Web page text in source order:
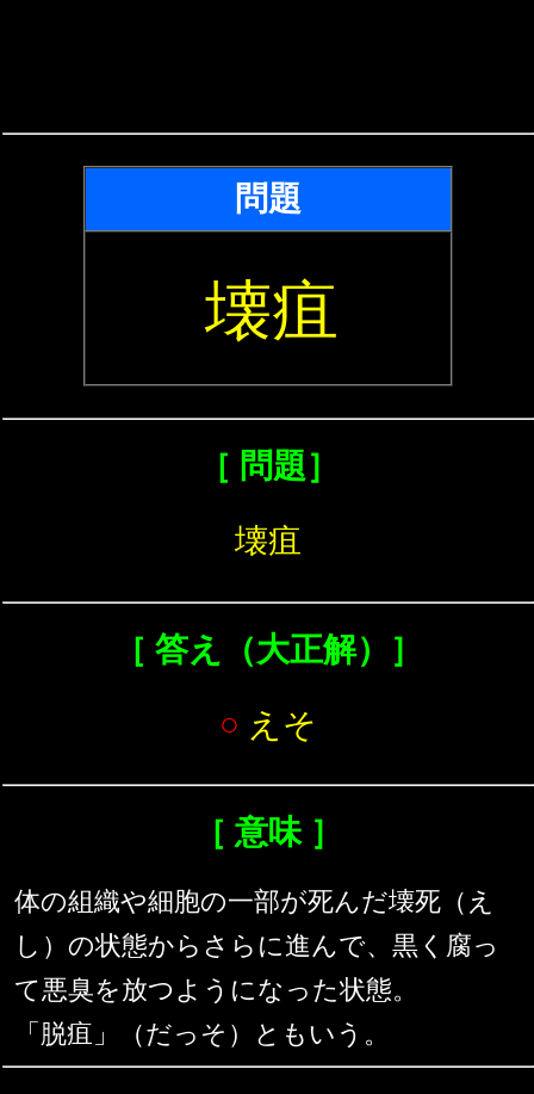
問題
壊疽
［ 問題］
壊疽
［ 答え（大正解）］
○ えそ
［ 意味 ］
体の組織や細胞の一部が死んだ壊死（え
し）の状態からさらに進んで、黒く腐っ
て悪臭を放つようになった状態。
「脱疽」（だっそ）ともいう。